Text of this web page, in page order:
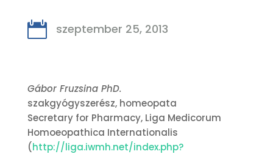
 szeptember 25, 2013
Gábor Fruzsina PhD.
szakgyógyszerész, homeopata
Secretary for Pharmacy, Liga Medicorum
Homoeopathica Internationalis
(http://liga.iwmh.net/index.php?